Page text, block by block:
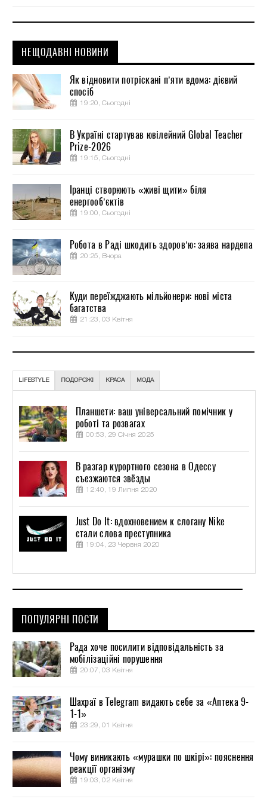
НЕЩОДАВНІ НОВИНИ
Як відновити потріскані п’яти вдома: дієвий
спосіб
19:20, Сьогодні
В Україні стартував ювілейний Global Teacher
Prize-2026
19:15, Сьогодні
Іранці створюють «живі щити» біля
енергооб’єктів
19:00, Сьогодні
Робота в Раді шкодить здоров’ю: заява нардепа
20:25, Вчора
Куди переїжджають мільйонери: нові міста
багатства
21:23, 03 Квітня
LIFESTYLE ПОДОРОЖІ КРАСА МОДА
Планшети: ваш універсальний помічник у
роботі та розвагах
00:53, 29 Січня 2025
В разгар курортного сезона в Одессу
съезжаются звёзды
12:40, 19 Липня 2020
Just Do It: вдохновением к слогану Nike
стали слова преступника
19:04, 23 Червня 2020
ПОПУЛЯРНІ ПОСТИ
Рада хоче посилити відповідальність за
мобілізаційні порушення
20:07, 03 Квітня
Шахраї в Telegram видають себе за «Аптека 9-
1-1»
23:29, 01 Квітня
Чому виникають «мурашки по шкірі»: пояснення
реакції організму
19:03, 02 Квітня